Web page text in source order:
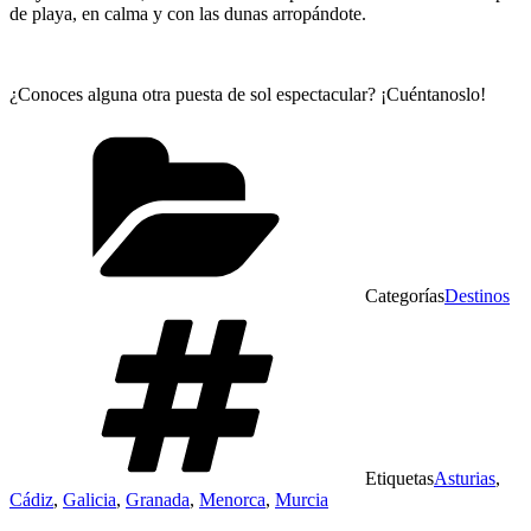
de playa, en calma y con las dunas arropándote.
¿Conoces alguna otra puesta de sol espectacular? ¡Cuéntanoslo!
CategoríasDestinos
EtiquetasAsturias,
Cádiz, Galicia, Granada, Menorca, Murcia